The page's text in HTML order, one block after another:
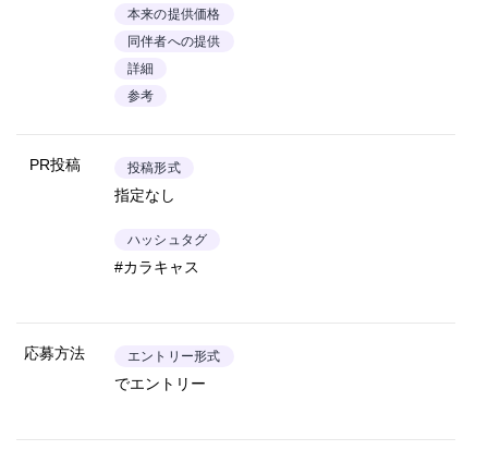
本来の提供価格
同伴者への提供
詳細
参考
PR投稿 投稿形式
指定なし
ハッシュタグ
#カラキャス
応募方法 エントリー形式
でエントリー